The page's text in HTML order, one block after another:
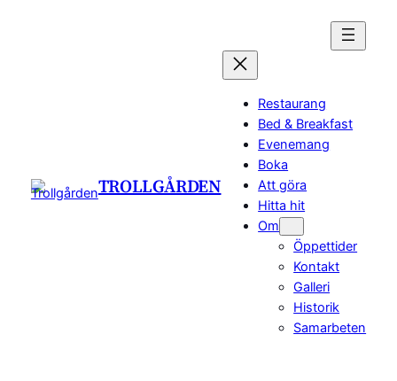
TROLLGÅRDEN
Restaurang
Bed & Breakfast
Evenemang
Boka
Att göra
Hitta hit
Om
Öppettider
Kontakt
Galleri
Historik
Samarbeten